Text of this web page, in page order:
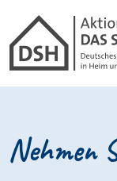
Nehmen